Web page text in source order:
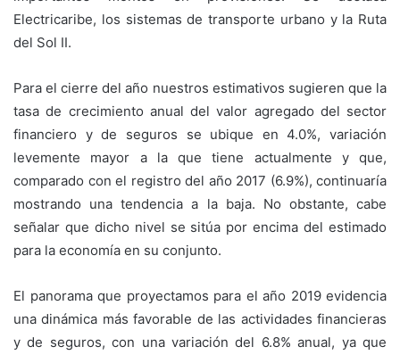
Electricaribe, los sistemas de transporte urbano y la Ruta
del Sol II.
Para el cierre del año nuestros estimativos sugieren que la
tasa de crecimiento anual del valor agregado del sector
financiero y de seguros se ubique en 4.0%, variación
levemente mayor a la que tiene actualmente y que,
comparado con el registro del año 2017 (6.9%), continuaría
mostrando una tendencia a la baja. No obstante, cabe
señalar que dicho nivel se sitúa por encima del estimado
para la economía en su conjunto.
El panorama que proyectamos para el año 2019 evidencia
una dinámica más favorable de las actividades financieras
y de seguros, con una variación del 6.8% anual, ya que